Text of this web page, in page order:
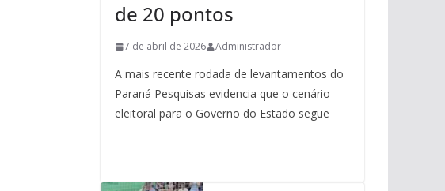
de 20 pontos
7 de abril de 2026 Administrador
A mais recente rodada de levantamentos do
Paraná Pesquisas evidencia que o cenário
eleitoral para o Governo do Estado segue